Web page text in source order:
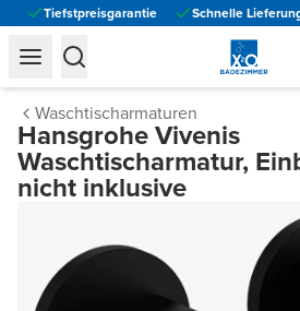
Tiefstpreisgarantie Schnelle
Waschtischarmaturen
Hansgrohe Vivenis
Waschtischarmatur,
nicht inklusive